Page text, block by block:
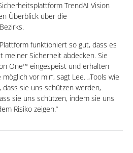
TrendAI Vision
Überblick über die
funktioniert so gut, dass es
meiner Sicherheit abdecken. Sie
One™ eingespeist und erhalten
vor mir“, sagt Lee. „Tools wie
dass sie uns schützen werden,
sie uns schützen, indem sie uns
Risiko zeigen.“